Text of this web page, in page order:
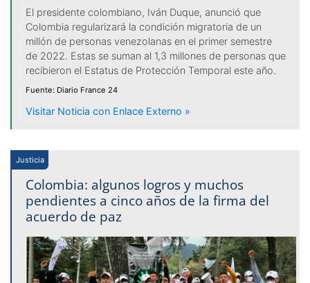
El presidente colombiano, Iván Duque, anunció que
Colombia regularizará la condición migratoria de un
millón de personas venezolanas en el primer semestre
de 2022. Estas se suman al 1,3 millones de personas que
recibieron el Estatus de Protección Temporal este año.
Fuente: Diario France 24
Visitar Noticia con Enlace Externo »
Justicia
Colombia: algunos logros y muchos
pendientes a cinco años de la firma del
acuerdo de paz